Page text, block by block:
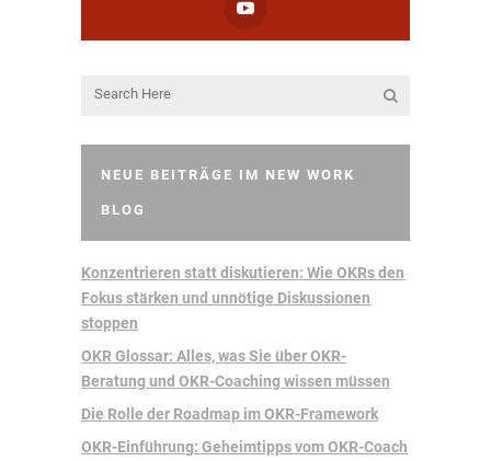
NEUE BEITRÄGE IM NEW WORK
BLOG
Konzentrieren statt diskutieren: Wie OKRs den
Fokus stärken und unnötige Diskussionen
stoppen
OKR Glossar: Alles, was Sie über OKR-
Beratung und OKR-Coaching wissen müssen
Die Rolle der Roadmap im OKR-Framework
OKR-Einführung: Geheimtipps vom OKR-Coach